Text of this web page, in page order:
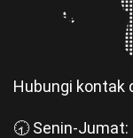
Hubungi kontak
🕣 Senin-Jumat: